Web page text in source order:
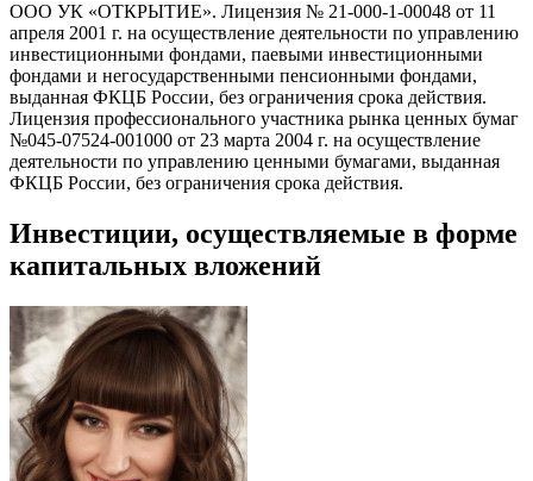
ООО УК «ОТКРЫТИЕ». Лицензия № 21-000-1-00048 от 11
апреля 2001 г. на осуществление деятельности по управлению
инвестиционными фондами, паевыми инвестиционными
фондами и негосударственными пенсионными фондами,
выданная ФКЦБ России, без ограничения срока действия.
Лицензия профессионального участника рынка ценных бумаг
№045-07524-001000 от 23 марта 2004 г. на осуществление
деятельности по управлению ценными бумагами, выданная
ФКЦБ России, без ограничения срока действия.
Инвестиции, осуществляемые в форме
капитальных вложений